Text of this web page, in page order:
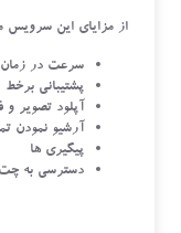
از مزایای این سرویس
سرعت در
پشتیبانی برخط
آپلود تصویر
آرشیو نمودن
پیگیری ها
دسترسی به چت